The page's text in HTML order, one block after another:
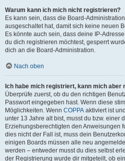
Warum kann ich mich nicht registrieren?
Es kann sein, dass die Board-
ausgeschaltet hat, damit sich keine neuen
Es könnte auch sein, dass deine IP-
du dich registrieren möchtest, gesperrt
dich an die Board-Administration.
Nach oben
Ich habe mich registriert, kann mich aber
Überprüfe zuerst, ob du den richtigen
Passwort eingegeben hast. Wenn diese
Möglichkeiten. Wenn COPPA aktiviert ist
unter 13 Jahre alt bist, musst du bzw. einer
Erziehungsberechtigten den Anweisungen
dies nicht der Fall ist, muss dein
einigen Boards müssen alle neu
werden – entweder musst du dies selbst
der Registrierung wurde dir mitgeteilt, ob